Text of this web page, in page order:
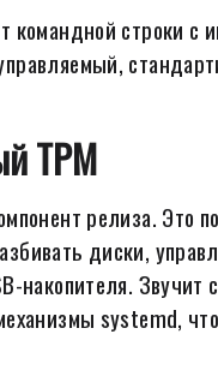
строки с
TPM
релиза. Это
диски,
накопителя. Звучит
systemd,